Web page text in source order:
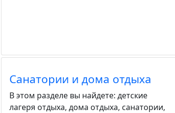
Санатории и дома отдыха
В этом разделе вы найдете:детские
лагеря отдыха,дома отдыха, санатории,